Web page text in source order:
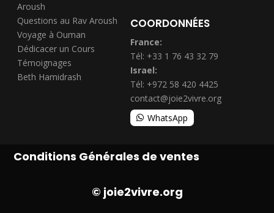
Aroush
Questions au Rav Aroush
Voyage à Ouman
Dédicacer un Cours
Témoignages
Beth Hamidrash
COORDONNÉES
France:
Tél: +33 1 76 43 32 79
Israel:
Tél: +972 58 420 4425
contact@joie2vivre.org
WhatsApp
Conditions Générales de ventes
© joie2vivre.org